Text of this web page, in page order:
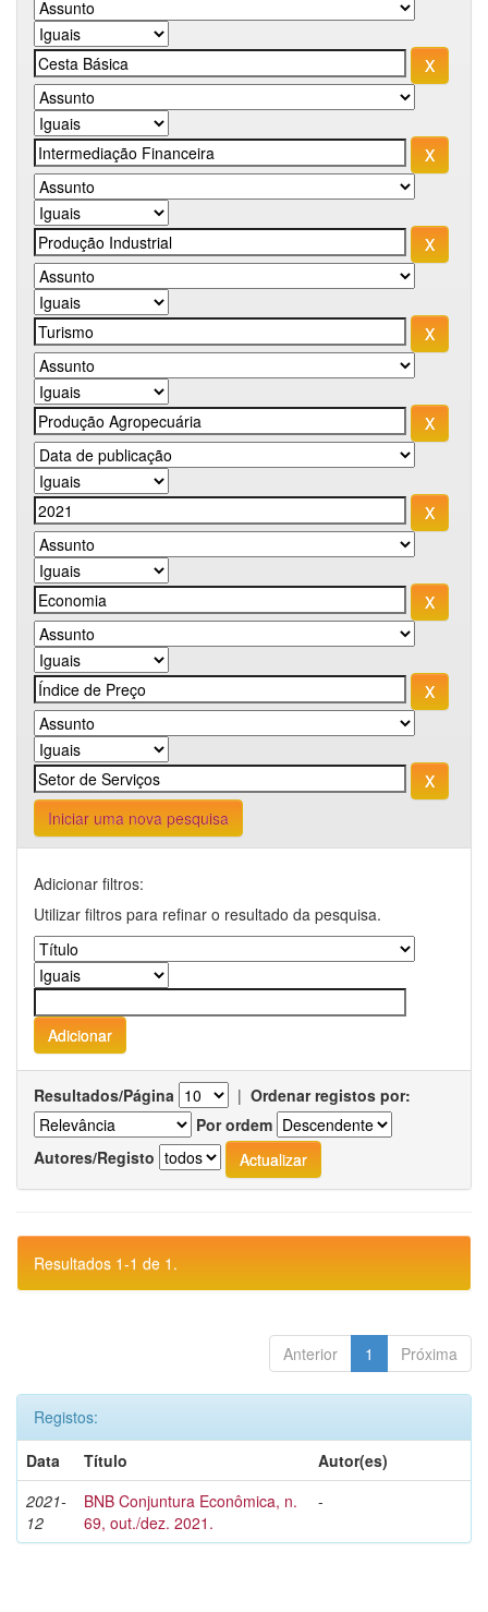
Iniciar uma nova pesquisa
Adicionar filtros:
Utilizar filtros para refinar o resultado da pesquisa.
Resultados/Página | Ordenar registos por:
Por ordem
Autores/Registo
Resultados 1-1 de 1.
Anterior 1 Próxima
Registos:
Data
Título
Autor(es)
2021-
12
BNB Conjuntura Econômica, n.
69, out./dez. 2021.
-